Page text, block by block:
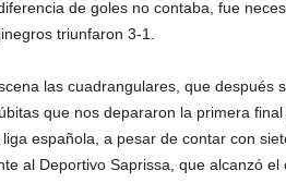
de goles no contaba, fue
triunfaron 3-1.
las cuadrangulares, que
que nos depararon la primera
española, a pesar de contar con
al Deportivo Saprissa, que alcanzó